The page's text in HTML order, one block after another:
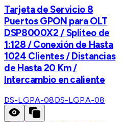
Tarjeta de Servicio 8
Puertos GPON para OLT
DSP8000X2 / Spliteo de
1:128 / Conexión de Hasta
1024 Clientes / Distancias
de Hasta 20 Km /
Intercambio en caliente
DS-LGPA-08DS-LGPA-08